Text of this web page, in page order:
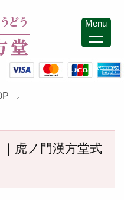
虎ノ門漢方堂式
Menu